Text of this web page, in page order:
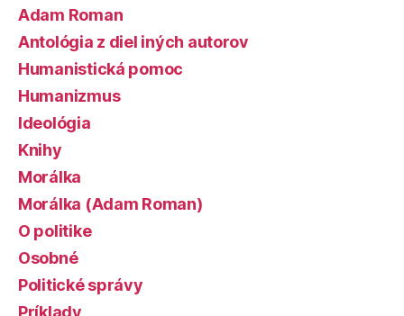
Adam Roman
Antológia z diel iných autorov
Humanistická pomoc
Humanizmus
Ideológia
Knihy
Morálka
Morálka (Adam Roman)
O politike
Osobné
Politické správy
Príklady